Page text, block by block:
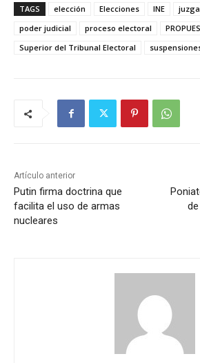
TAGS elección Elecciones INE
poder judicial
proceso electoral
Superior del Tribunal Electoral
Artículo anterior
Putin firma doctrina que
facilita el uso de armas
nucleares